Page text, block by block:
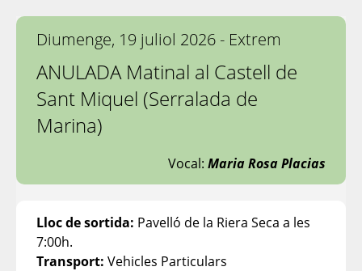
Diumenge, 19 juliol 2026 - Extrem
ANULADA Matinal al Castell de
Sant Miquel (Serralada de
Marina)
Vocal: Maria Rosa Placias
Lloc de sortida: Pavelló de la Riera Seca a les
7:00h.
Transport: Vehicles Particulars